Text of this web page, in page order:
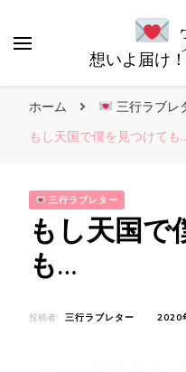
想いよ届け
ホーム
三行ラブレ
もし天国で僕を見つけても
三行ラブレター
もし天国で
も…
投稿者: 三行ラブレター 2020